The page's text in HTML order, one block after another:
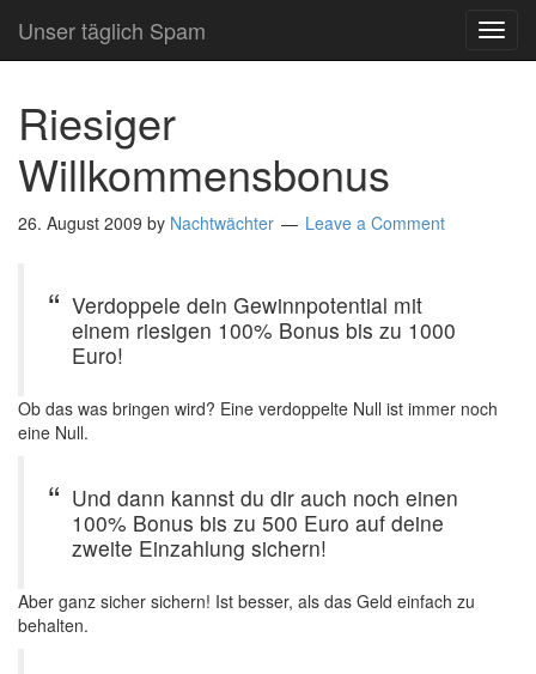
Unser täglich Spam
Riesiger
Willkommensbonus
26. August 2009 by Nachtwächter Leave a Comment
Verdoppele dein Gewinnpotential mit
einem riesigen 100% Bonus bis zu 1000
Euro!
Ob das was bringen wird? Eine verdoppelte Null ist immer noch
eine Null.
Und dann kannst du dir auch noch einen
100% Bonus bis zu 500 Euro auf deine
zweite Einzahlung sichern!
Aber ganz sicher sichern! Ist besser, als das Geld einfach zu
behalten.